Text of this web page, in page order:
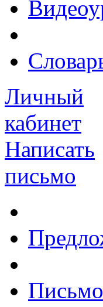
Личный
кабинет
Написать
письмо